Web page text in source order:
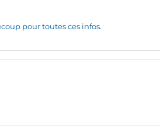
pour toutes ces infos.